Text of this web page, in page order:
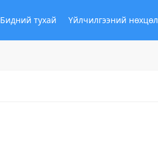
Бидний тухай Үйлчилгээний нөхцөл